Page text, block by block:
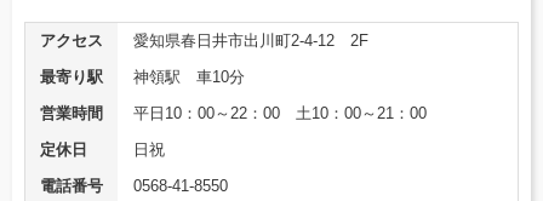
アクセス
愛知県春日井市出川町2-4-12 2F
最寄り駅
神領駅 車10分
営業時間
平日10：00～22：00 土10：00～21：00
定休日
日祝
電話番号
0568-41-8550